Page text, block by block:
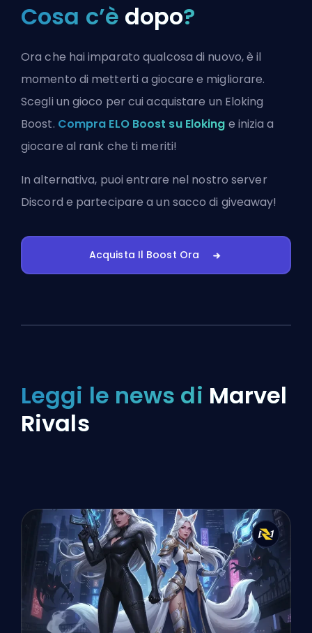
Cosa c’è dopo?
Ora che hai imparato qualcosa di nuovo, è il
momento di metterti a giocare e migliorare.
Scegli un gioco per cui acquistare un Eloking
Boost. Compra ELO Boost su Eloking e inizia a
giocare al rank che ti meriti!
In alternativa, puoientrare nel nostro server
Discord e partecipare a un sacco di giveaway!
Acquista Il Boost Ora
Leggi le news di Marvel
Rivals